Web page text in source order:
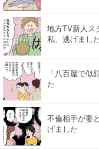
地方TV新人ス
私、逃げまし
「八百屋で似
た
不倫相手が妻
げました